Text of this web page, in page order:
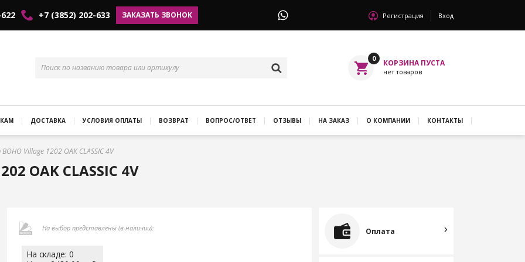
+7 (3852) 202-633 ЗАКАЗАТЬ ЗВОНОК Регистрация Вход
0
ДОСТАВКА УСЛОВИЯ ОПЛАТЫ ВОЗВРАТ ВОПРОС/ОТВЕТ ОТЗЫВЫ НА ЗАКАЗ О КОМПАНИИ КОНТАКТЫ
Village 1202 OAK CLASSIC 4V
OAK CLASSIC 4V
На выбор представлены (в наличии):
На складе: 0
Оплата